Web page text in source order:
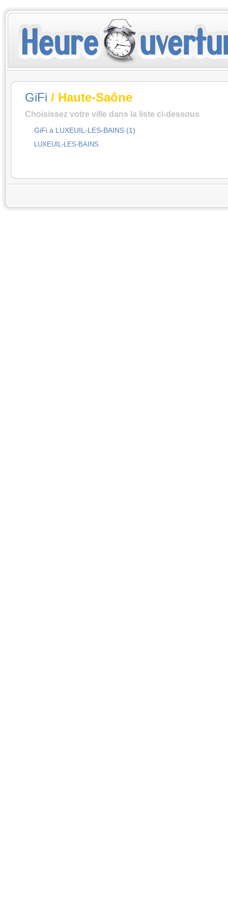
GiFi / Haute-Saône
Choisissez votre ville dans la liste ci-dessous
GiFi à LUXEUIL-LES-BAINS (1)
LUXEUIL-LES-BAINS